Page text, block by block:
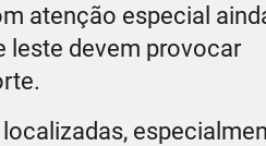
atenção especial
leste devem provocar